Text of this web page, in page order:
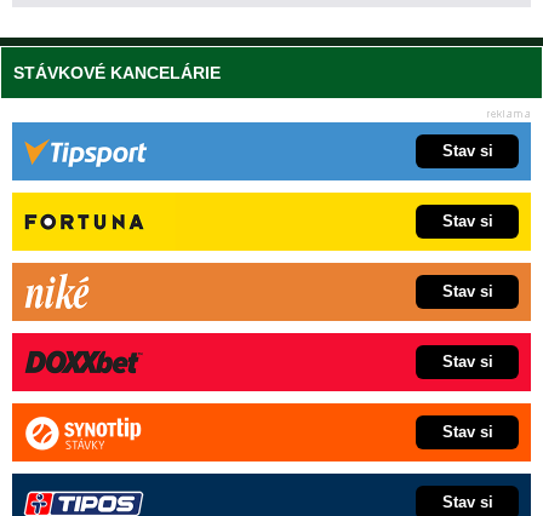
STÁVKOVÉ KANCELÁRIE
Stav si
Stav si
Stav si
Stav si
Stav si
Stav si